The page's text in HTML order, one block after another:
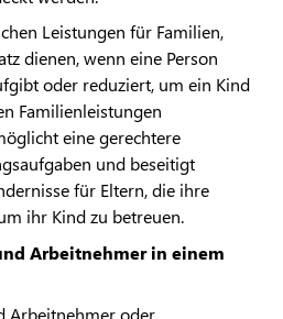
Leistungen für Familien,
dienen, wenn eine Person
oder reduziert, um ein Kind
Familienleistungen
eine gerechtere
und beseitigt
für Eltern, die ihre
ihr Kind zu betreuen.
Arbeitnehmer in einem
Arbeitnehmer oder